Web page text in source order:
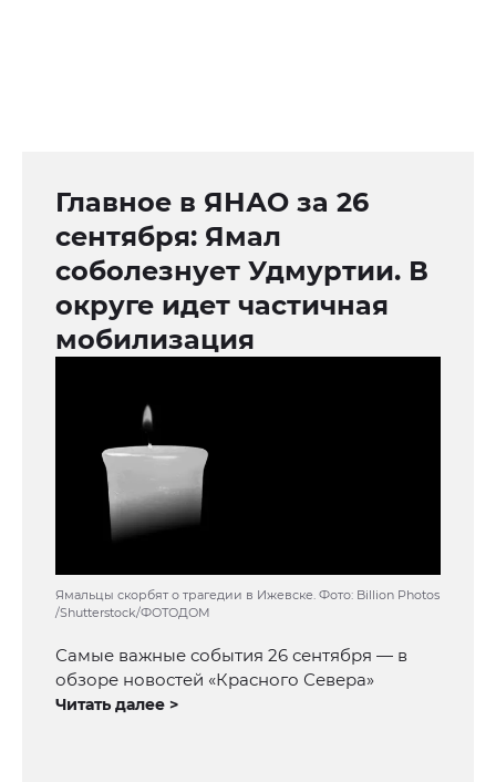
Главное в ЯНАО за 26
сентября: Ямал
соболезнует Удмуртии. В
округе идет частичная
мобилизация
Ямальцы скорбят о трагедии в Ижевске. Фото: Billion Photos
/Shutterstock/ФОТОДОМ
Самые важные события 26 сентября — в
обзоре новостей «Красного Севера»
Читать далее >